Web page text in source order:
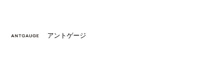
アントゲージ